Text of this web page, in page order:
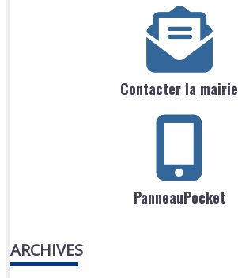
Contacter la mairie
PanneauPocket
ARCHIVES